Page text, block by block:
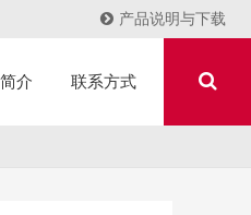
产品说明与下载
介 联系方式